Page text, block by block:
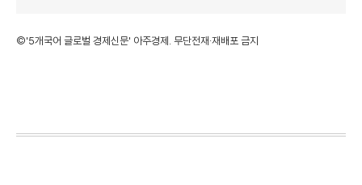
©'5개국어 글로벌 경제신문' 아주경제. 무단전재·재배포 금지